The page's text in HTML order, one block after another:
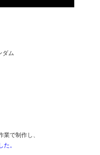
ダム
で制作し、
。